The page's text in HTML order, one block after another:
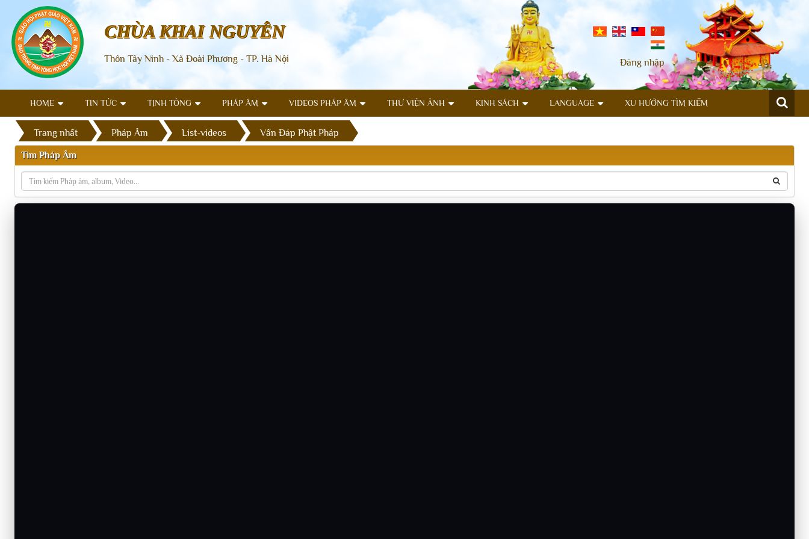
Đăng nhập
CHÙA KHAI NGUYÊN
Thôn Tây Ninh - Xã Đoài Phương - TP. Hà Nội
HOME TIN TỨC TỊNH TÔNG PHÁP ÂM VIDEOS PHÁP ÂM THƯ VIỆN ẢNH KINH SÁCH LANGUAGE XU HƯỚNG TÌM KIẾM
Trang nhất Pháp Âm List-videos Vấn Đáp Phật Pháp
Tìm Pháp Âm